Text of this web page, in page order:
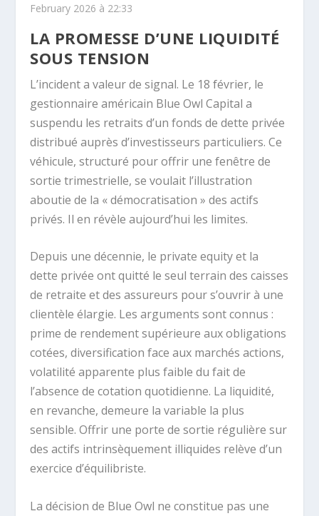
February 2026 à 22:33
LA PROMESSE D’UNE LIQUIDITÉ
SOUS TENSION
L’incident a valeur de signal. Le 18 février, le
gestionnaire américain Blue Owl Capital a
suspendu les retraits d’un fonds de dette privée
distribué auprès d’investisseurs particuliers. Ce
véhicule, structuré pour offrir une fenêtre de
sortie trimestrielle, se voulait l’illustration
aboutie de la « démocratisation » des actifs
privés. Il en révèle aujourd’hui les limites.
Depuis une décennie, le private equity et la
dette privée ont quitté le seul terrain des caisses
de retraite et des assureurs pour s’ouvrir à une
clientèle élargie. Les arguments sont connus :
prime de rendement supérieure aux obligations
cotées, diversification face aux marchés actions,
volatilité apparente plus faible du fait de
l’absence de cotation quotidienne. La liquidité,
en revanche, demeure la variable la plus
sensible. Offrir une porte de sortie régulière sur
des actifs intrinsèquement illiquides relève d’un
exercice d’équilibriste.
La décision de Blue Owl ne constitue pas une